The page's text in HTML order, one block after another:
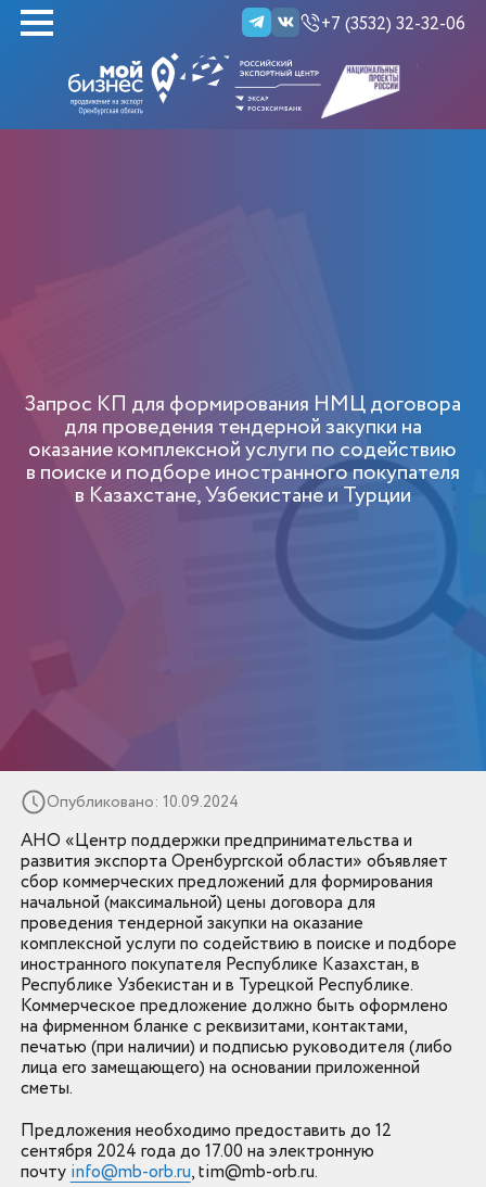
+7 (3532) 32-32-06
Запрос КП для формирования НМЦ договора
для проведения тендерной закупки на
оказание комплексной услуги по содействию
в поиске и подборе иностранного покупателя
в Казахстане, Узбекистане и Турции
Опубликовано: 10.09.2024
АНО «Центр поддержки предпринимательства и
развития экспорта Оренбургской области» объявляет
сбор коммерческих предложений для формирования
начальной (максимальной) цены договора для
проведения тендерной закупки на оказание
комплексной услуги по содействию в поиске и подборе
иностранного покупателя Республике Казахстан, в
Республике Узбекистан и в Турецкой Республике.
Коммерческое предложение должно быть оформлено
на фирменном бланке с реквизитами, контактами,
печатью (при наличии) и подписью руководителя (либо
лица его замещающего) на основании приложенной
сметы.
Предложения необходимо предоставить до 12
сентября 2024 года до 17.00 ​​​​​​​на электронную
почту info@mb-orb.ru, tim@mb-orb.ru.